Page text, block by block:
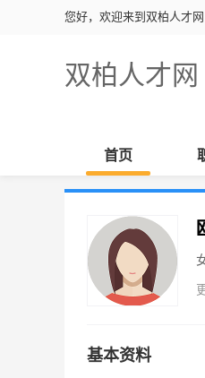
您好，欢迎来到双柏人才网
双柏人才网
首页
基本资料